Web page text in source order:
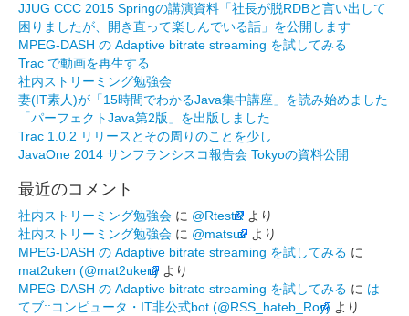
JJUG CCC 2015 Springの講演資料「社長が脱RDBと言い出して
困りましたが、開き直って楽しんでいる話」を公開します
MPEG-DASH の Adaptive bitrate streaming を試してみる
Trac で動画を再生する
社内ストリーミング勉強会
妻(IT素人)が「15時間でわかるJava集中講座」を読み始めました
「パーフェクトJava第2版」を出版しました
Trac 1.0.2 リリースとその周りのことを少し
JavaOne 2014 サンフランシスコ報告会 Tokyoの資料公開
最近のコメント
社内ストリーミング勉強会 に @RtestR より
社内ストリーミング勉強会 に @matsuu より
MPEG-DASH の Adaptive bitrate streaming を試してみる に
mat2uken (@mat2uken) より
MPEG-DASH の Adaptive bitrate streaming を試してみる に は
てブ::コンピュータ・IT非公式bot (@RSS_hateb_Roy) より